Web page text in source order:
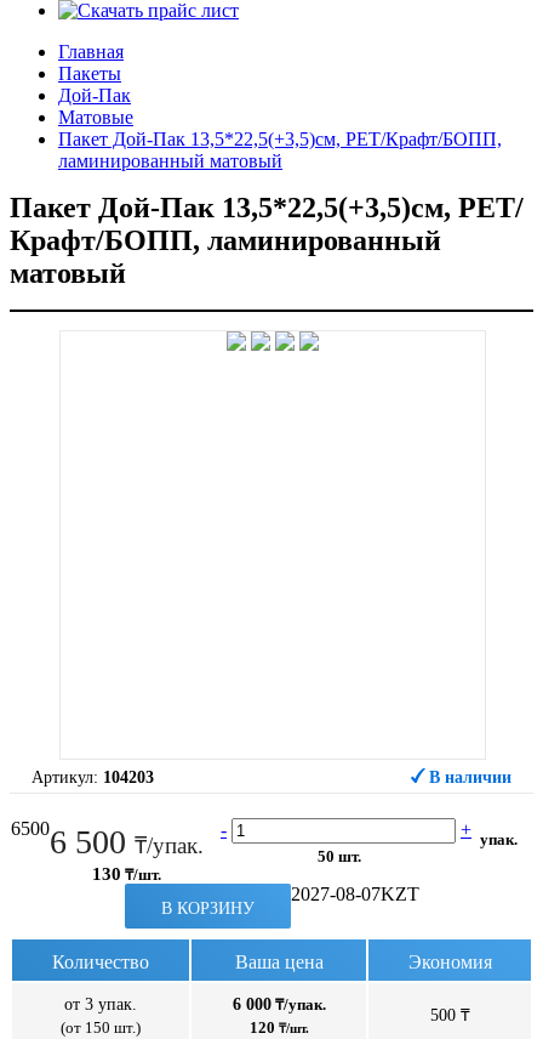
Главная
Пакеты
Дой-Пак
Матовые
Пакет Дой-Пак 13,5*22,5(+3,5)см, PET/Крафт/БОПП,
ламинированный матовый
Пакет Дой-Пак 13,5*22,5(+3,5)см, PET/
Крафт/БОПП, ламинированный
матовый
Артикул: 104203 В наличии
65006 500 ₸/упак.
130 ₸/шт.
- +
50 шт.
упак.
В КОРЗИНУ
2027-08-07KZT
Количество Ваша цена Экономия
от 3 упак.
(от 150 шт.)
6 000₸/упак.
120 ₸/шт.
500 ₸